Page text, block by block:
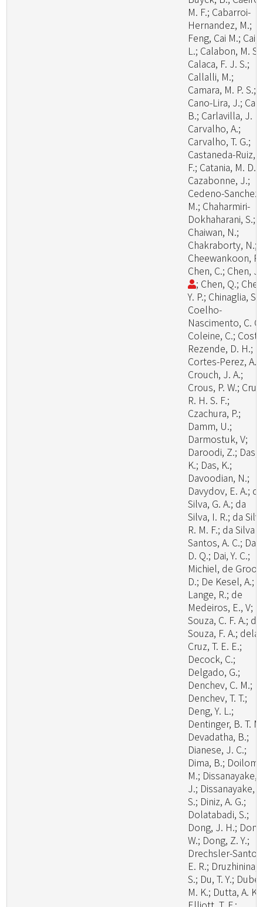
M. F.; Cabarroi-
Hernandez, M.;
Feng, Cai M.; Cai,
L.; Calabon, M. S.;
Calaca, F. J. S.;
Callalli, M.;
Camara, M. P. S.;
Cano-Lira, J.;
B.; Carlavilla, J.
Carvalho, A.;
Carvalho, T. G.;
Castaneda-Ruiz,
F.; Catania, M. D.,
Cazabonne, J.;
Cedeno-Sanchez,
M.; Chaharmiri-
Dokhaharani, S.;
Chaiwan, N.;
Chakraborty, N.;
Cheewankoon,
Chen, C.; Chen,
; Chen, Q.;
Y. P.; Chinaglia, S.;
Coelho-
Nascimento, C.
Coleine, C.;
Rezende, D. H.;
Cortes-Perez, A.;
Crouch, J. A.;
Crous, P. W.;
R. H. S. F.;
Czachura, P.;
Damm, U.;
Darmostuk, V;
Daroodi, Z.; Das,
K.; Das, K.;
Davoodian, N.;
Davydov, E. A.; da
Silva, G. A.; da
Silva, I. R.; da
R. M. F.; da Silva
Santos, A. C.; Dai,
D. Q.; Dai, Y. C.;
Michiel, de Groot
D.; De Kesel, A.;
Lange, R.; de
Medeiros, E., V;
Souza, C. F. A.; de
Souza, F. A.; dela
Cruz, T. E. E.;
Decock, C.;
Delgado, G.;
Denchev, C. M.;
Denchev, T. T.;
Deng, Y. L.;
Dentinger, B. T.
Devadatha, B.;
Dianese, J. C.;
Dima, B.; Doilom,
M.; Dissanayake,
J.; Dissanayake,
S.; Diniz, A. G.;
Dolatabadi, S.;
Dong, J. H.;
W.; Dong, Z. Y.;
Drechsler-
E. R.; Druzhinina,
S.; Du, T. Y.;
M. K.; Dutta, A. K.;